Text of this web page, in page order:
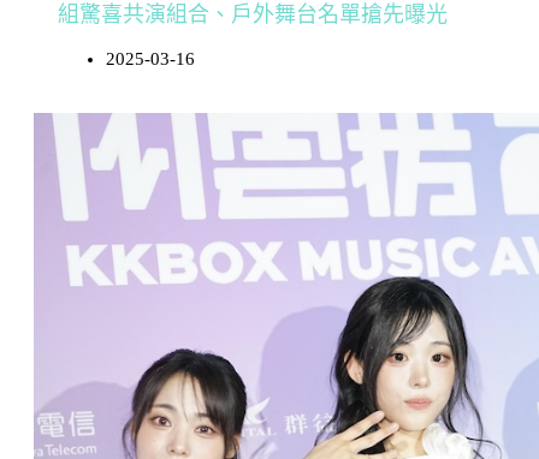
組驚喜共演組合、戶外舞台名單搶先曝光
2025-03-16